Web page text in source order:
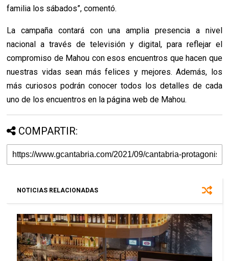
familia los sábados”, comentó.
La campaña contará con una amplia presencia a nivel
nacional a través de televisión y digital, para reflejar el
compromiso de Mahou con esos encuentros que hacen que
nuestras vidas sean más felices y mejores. Además, los
más curiosos podrán conocer todos los detalles de cada
uno de los encuentros en la página web de Mahou.
COMPARTIR:
NOTICIAS RELACIONADAS